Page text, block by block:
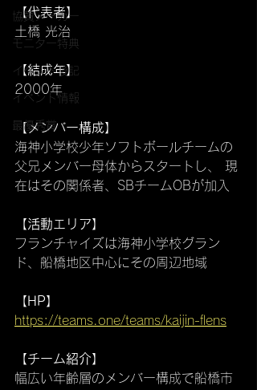
協賛メーカー
モニター特典
イベント後記
イベント情報
最優秀賞
【代表者】
土橋 光治
【結成年】
2000年
【メンバー構成】
海神小学校少年ソフトボールチームの
父兄メンバー母体からスタートし、 現
在はその関係者、SBチームOBが加入
【活動エリア】
フランチャイズは海神小学校グラン
ド、船橋地区中心にその周辺地域
【HP】
https://teams.one/teams/kaijin-flens
【チーム紹介】
幅広い年齢層のメンバー構成で船橋市